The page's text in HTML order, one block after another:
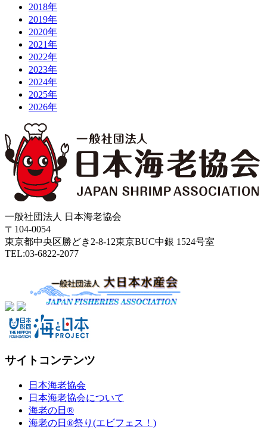
2018年
2019年
2020年
2021年
2022年
2023年
2024年
2025年
2026年
一般社団法人 日本海老協会
〒104-0054
東京都中央区勝どき2-8-12東京BUC中銀 1524号室
TEL:03-6822-2077
サイトコンテンツ
日本海老協会
日本海老協会について
海老の日®
海老の日®祭り(エビフェス！)